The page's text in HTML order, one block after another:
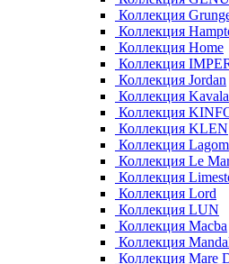
Коллекция
Коллекция
Коллекция Home
Коллекция
Коллекция Jordan
Коллекция Kavala
Коллекция
Коллекция KLEN
Коллекция Lagom
Коллекция Le
Коллекция
Коллекция Lord
Коллекция LUN
Коллекция Macba
Коллекция
Коллекция Mare